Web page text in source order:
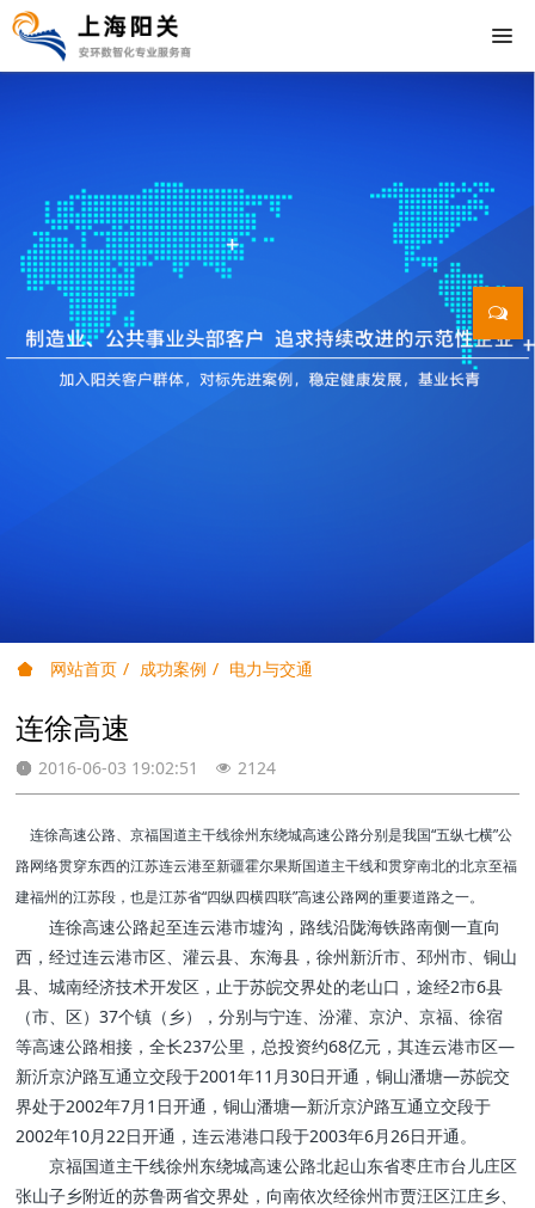
网站首页 成功案例 电力与交通
连徐高速
2016-06-03 19:02:51 2124
连徐高速公路、京福国道主干线徐州东绕城高速公路分别是我国“五纵七横”公
路网络贯穿东西的江苏连云港至新疆霍尔果斯国道主干线和贯穿南北的北京至福
建福州的江苏段，也是江苏省“四纵四横四联”高速公路网的重要道路之一。
连徐高速公路起至连云港市墟沟，路线沿陇海铁路南侧一直向
西，经过连云港市区、灌云县、东海县，徐州新沂市、邳州市、铜山
县、城南经济技术开发区，止于苏皖交界处的老山口，途经2市6县
（市、区）37个镇（乡），分别与宁连、汾灌、京沪、京福、徐宿
等高速公路相接，全长237公里，总投资约68亿元，其连云港市区—
新沂京沪路互通立交段于2001年11月30日开通，铜山潘塘—苏皖交
界处于2002年7月1日开通，铜山潘塘—新沂京沪路互通立交段于
2002年10月22日开通，连云港港口段于2003年6月26日开通。
京福国道主干线徐州东绕城高速公路北起山东省枣庄市台儿庄区
张山子乡附近的苏鲁两省交界处，向南依次经徐州市贾汪区江庄乡、